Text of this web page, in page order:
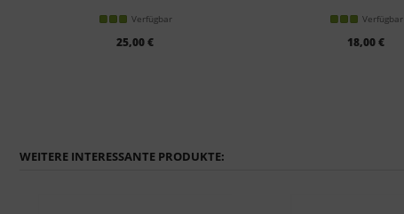
Verfügbar
25,00 €
Verfügbar
18,00 €
WEITERE INTERESSANTE PRODUKTE: